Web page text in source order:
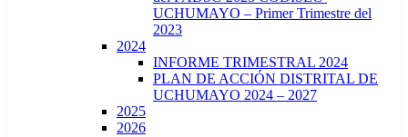
UCHUMAYO – Primer Trimestre del
2023
2024
INFORME TRIMESTRAL 2024
PLAN DE ACCIÓN DISTRITAL DE
UCHUMAYO 2024 – 2027
2025
2026